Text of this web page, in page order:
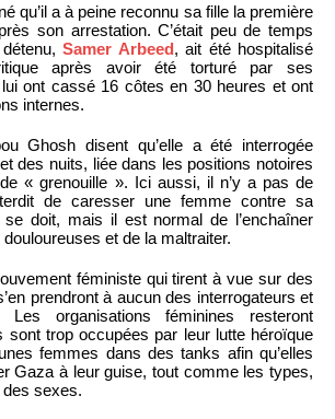
qu’il a à peine reconnu sa fille la première
son arrestation. C’était peu de temps
Samer Arbeed, ait été hospitalisé
après avoir été torturé par ses
ont cassé 16 côtes en 30 heures et ont
internes.
Ghosh disent qu’elle a été interrogée
des nuits, liée dans les positions notoires
« grenouille ». Ici aussi, il n’y a pas de
de caresser une femme contre sa
doit, mais il est normal de l’enchaîner
et de la maltraiter.
féministe qui tirent à vue sur des
prendront à aucun des interrogateurs et
Les organisations féminines resteront
sont trop occupées par leur lutte héroïque
femmes dans des tanks afin qu’elles
Gaza à leur guise, tout comme les types,
des sexes.